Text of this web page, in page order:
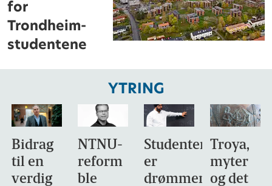
for
Trondheim-
studentene
YTRING
Bidrag
til en
verdig
NTNU-
reform
ble
Studentene
er
drømmemålet
Troya,
myter
og det